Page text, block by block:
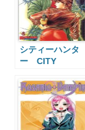
シティーハンタ
ー CITY